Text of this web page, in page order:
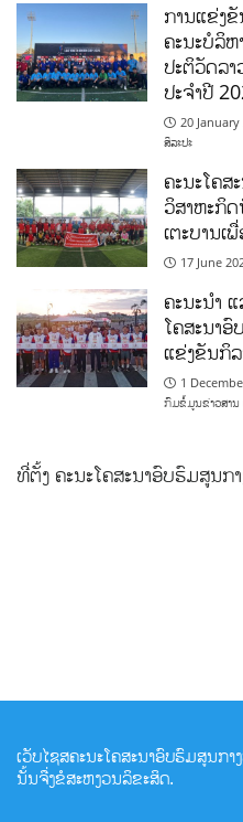
ການແຂ່ງຂັ
ຄະນະບໍລິ
ປະຕິວັດລ
ປະຈຳປີ
20 January
ສິລະປະ
ຄະນະໂຄ
ວິສາຫະກິ
ເຕະບານ
17 June
ຄະນະນຳ
ໂຄສະນາອົ
ແຂ່ງຂັນກິ
1
ກົມຂໍ້ມູນຂ່າວສານ
ທີ່ຕັ້ງ ຄະນະໂຄສະນາອົບຮົມສູນກ
ເວັບໄຊສຄະນະໂຄສະນາອົບຮົມສູນກ
ນັ້ນຈື່ງຂໍສະຫງວນລິຂະສິດ.